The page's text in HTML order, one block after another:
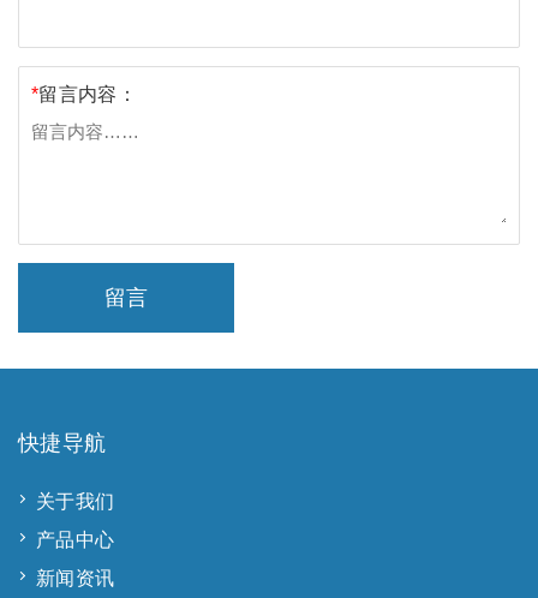
*留言内容：
留言
快捷导航
关于我们
产品中心
新闻资讯